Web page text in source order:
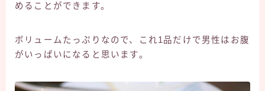
めることができます。
ボリュームたっぷりなので、これ1品だけで男性はお腹
がいっぱいになると思います。